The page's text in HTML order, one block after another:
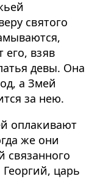
святого
его, взяв
девы. Она
а Змей
за нею.
оплакивают
же они
связанного
царь